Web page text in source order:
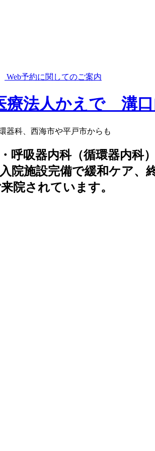
Web予約に関してのご案内
呼吸器内科（循環器内科
院施設完備で緩和ケア、
院されています。